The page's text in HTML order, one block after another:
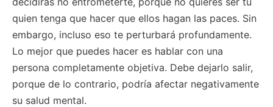
quien tenga que hacer que ellos hagan las paces. Sin
embargo, incluso eso te perturbará profundamente.
Lo mejor que puedes hacer es hablar con una
persona completamente objetiva. Debe dejarlo salir,
porque de lo contrario, podría afectar negativamente
su salud mental.